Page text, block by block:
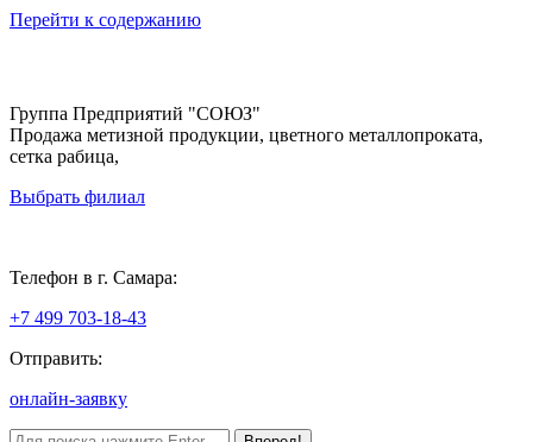
Перейти к содержанию
Группа Предприятий "СОЮЗ"
Продажа метизной продукции, цветного металлопроката,
сетка рабица,
Выбрать филиал
Телефон в г. Самара:
+7 499 703-18-43
Отправить:
онлайн-заявку